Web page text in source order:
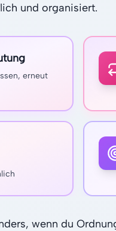
und organisiert.
erneut
wenn du